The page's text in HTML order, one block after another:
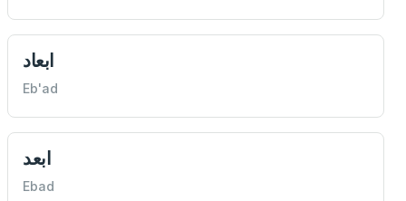
ابعاد
Eb'ad
ابعد
Ebad